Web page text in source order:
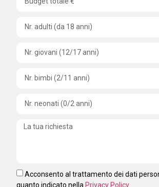
Acconsento al trattamento dei dati
quanto indicato nella Privacy Policy